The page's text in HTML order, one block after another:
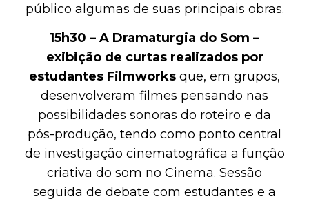
público algumas de suas principais obras.
15h30 – A Dramaturgia do Som –
exibição de curtas realizados por
estudantes Filmworks que, em grupos,
desenvolveram filmes pensando nas
possibilidades sonoras do roteiro e da
pós-produção, tendo como ponto central
de investigação cinematográfica a função
criativa do som no Cinema. Sessão
seguida de debate com estudantes e a